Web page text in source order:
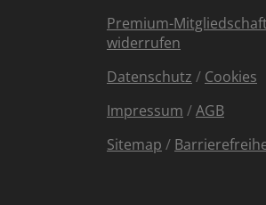
Premium-
widerrufen
Datenschutz / Cookies
Impressum /AGB
Sitemap /